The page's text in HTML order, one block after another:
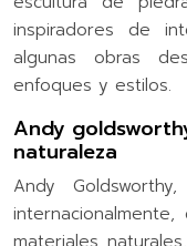
inspiradores de
algunas obras
enfoques y estilos.
Andy
naturaleza
Andy